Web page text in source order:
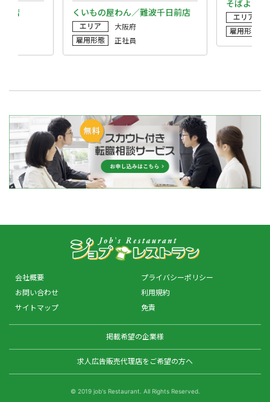
店 くいもの屋わん／難波千日前店
エリア
大阪府
雇用形態
正社員
そばよし
エリア
雇用形態
会社概要
お問い合わせ
サイトマップ
プライバシーポリシー
利用規約
免責
掲載希望の企業様
求人広告販売代理店をご希望の方へ
© 2019 job's Restaurant. All Rights Reserved.